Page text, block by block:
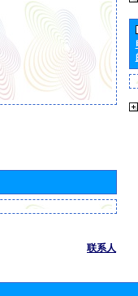
联系人